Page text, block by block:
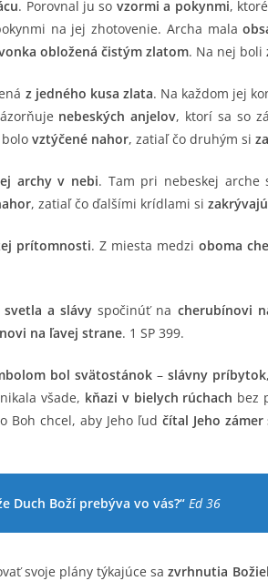
. Porovnal ju so vzormi a pokynmi,
na jej zhotovenie. Archa mala
obložená čistým zlatom. Na nej boli
z jedného kusa zlata. Na každom jej
nebeských anjelov, ktorí sa so
vztýčené nahor, zatiaľ čo druhým si
archy v nebi. Tam pri nebeskej
, zatiaľ čo ďalšími krídlami si
prítomnosti. Z miesta medzi oboma
svetla a slávy spočinúť na cherubínovi
na ľavej strane. 1 SP 399.
bol svätostánok – slávny príbytok
všade, kňazi v bielych rúchach bez
Boh chcel, aby Jeho ľud čítal Jeho
Duch Boží prebýva vo vás?“ Ed 36
svoje plány týkajúce sazvrhnutia